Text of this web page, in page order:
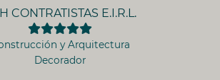
CONTRATISTAS E.I.R.L.
y Arquitectura
Decorador